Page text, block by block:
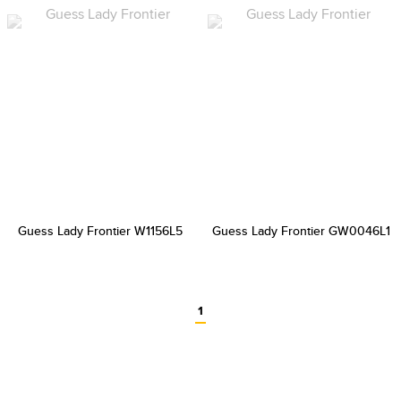
Guess Lady Frontier W1156L5 Guess Lady Frontier GW0046L1
1